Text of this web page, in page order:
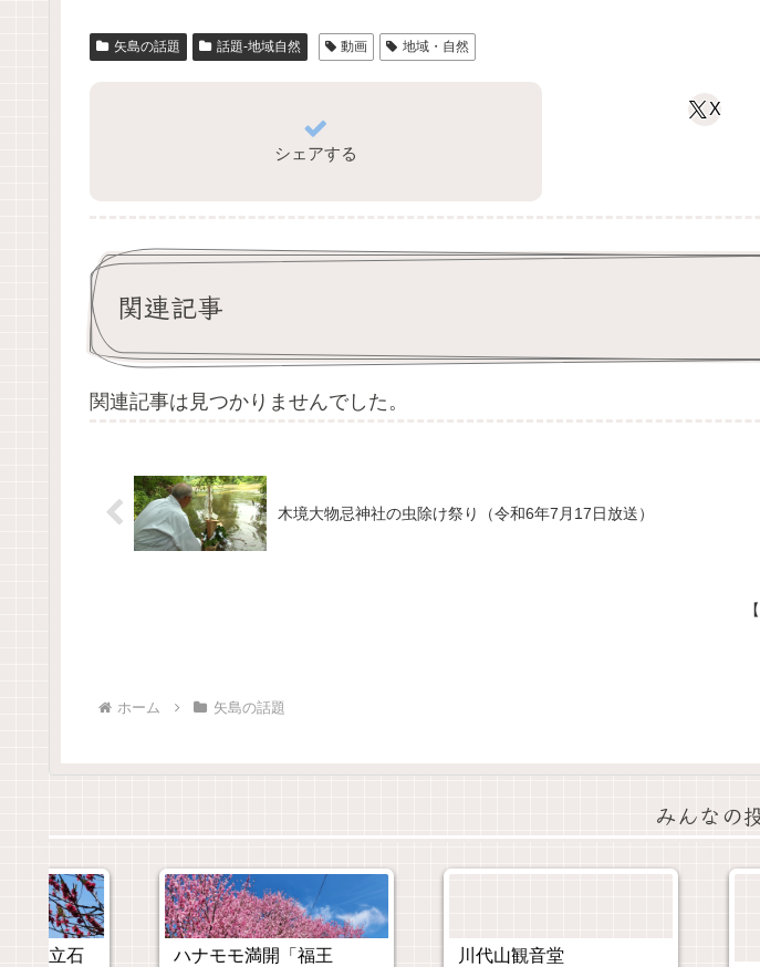
矢島の話題 話題-地域自然 動画 地域・自然
シェアする
X
関連記事
関連記事は見つかりませんでした。
木境大物忌神社の虫除け祭り（令和6年7月17日放送）
ホーム 矢島の話題
みんなの
川代山観音堂